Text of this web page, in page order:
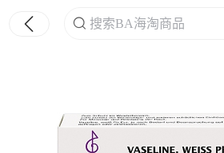
搜索BA海淘商品